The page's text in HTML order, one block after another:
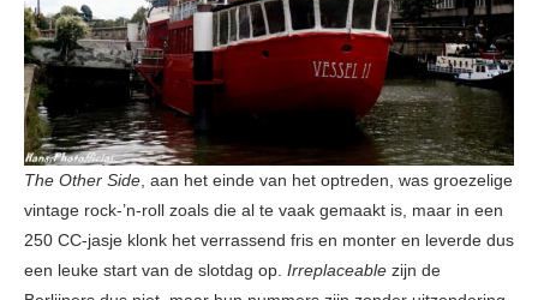
The Other Side, aan het einde van het optreden, was groezelige
vintage rock-’n-roll zoals die al te vaak gemaakt is, maar in een
250 CC-jasje klonk het verrassend fris en monter en leverde dus
een leuke start van de slotdag op. Irreplaceable zijn de